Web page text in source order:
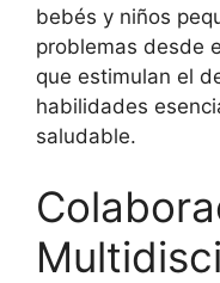
bebés y niños
problemas desde
que estimulan el
habilidades
saludable.